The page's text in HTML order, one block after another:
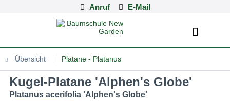
Anruf
Übersicht Platane - Platanus
Kugel-Platane 'Alphen's Globe'
Platanus acerifolia 'Alphen's Globe'